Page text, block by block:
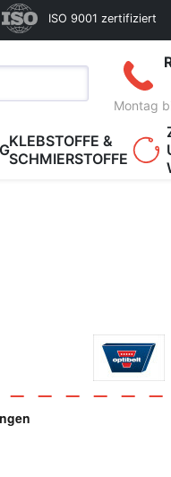
ISO 9001 zertifiziert
Montag
KLEBSTOFFE &
SCHMIERSTOFFE